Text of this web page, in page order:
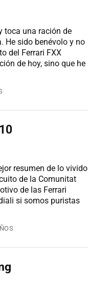
toca una ración de
He sido benévolo y no
del Ferrari FXX
de hoy, sino que he
resumen de lo vivido
de la Comunitat
de las Ferrari
si somos puristas